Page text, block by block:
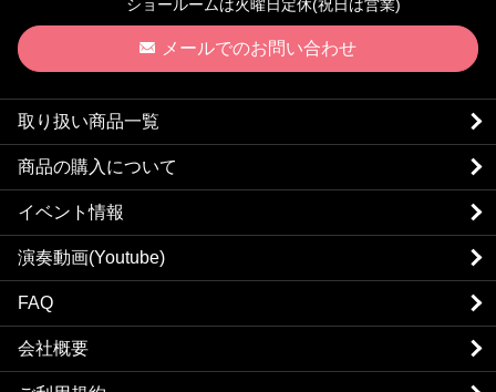
ショールームは火曜日定休(祝日は営業)
メールでのお問い合わせ
取り扱い商品一覧
商品の購入について
イベント情報
演奏動画(Youtube)
FAQ
会社概要